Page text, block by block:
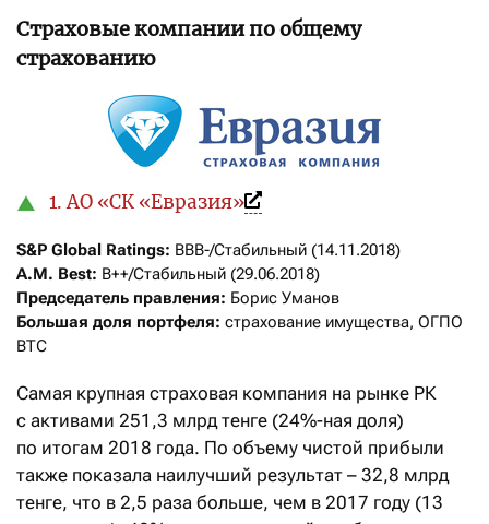
Страховые компании по общему
страхованию
1. АО «СК «Евразия»
S&P Global Ratings:
A.M. Best:
Председатель правления:
Большая доля портфеля: страхование имущества, ОГПО
ВТС
Самая крупная страховая компания на рынке РК
с активами 251,3 млрд тенге (24%-ная доля)
по итогам 2018 года. По объему чистой прибыли
также показала наилучший результат – 32,8 млрд
тенге, что в 2,5 раза больше, чем в 2017 году (13